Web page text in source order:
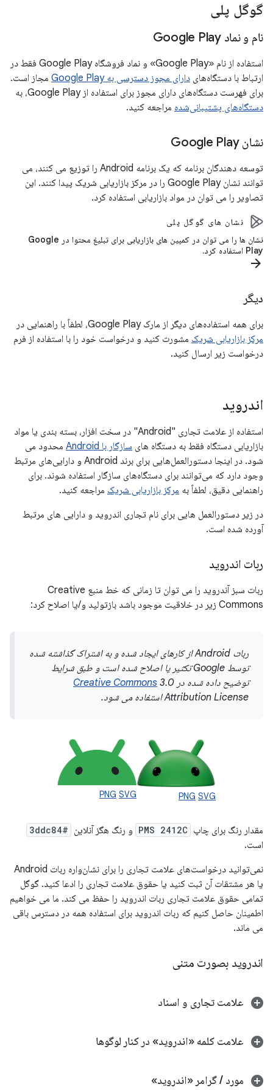
گوگل پلی
نام و نماد Google Play
استفاده از نام «Google Play» و نماد فروشگاه Google Play فقط در
ارتباط با دستگاه‌های دارای مجوز دسترسی به Google Play
مجاز است.
برای فهرست دستگاه‌های دارای مجوز برای استفاده از Google Play، به
دستگاه‌های پشتیبانی‌شده مراجعه کنید.
نشان Google Play
توسعه دهندگان برنامه که یک برنامه Android را توزیع می کنند، می
توانند نشان Google Play را در مرکز بازاریابی شریک پیدا کنند. این
تصاویر را می توان در مواد بازاریابی استفاده کرد.
نشان های گوگل پلی
نشان ها را می توان در کمپین های بازاریابی برای تبلیغ محتوا در Google
Play استفاده کرد.
arrow_forward
دیگر
برای همه استفاده‌های دیگر از مارک Google Play، لطفاً با راهنمایی در
مرکز بازاریابی شریک مشورت کنید و درخواست خود را با استفاده از فرم
درخواست زیر ارسال کنید.
اندروید
استفاده از علامت تجاری "Android" در سخت افزار، بسته بندی یا مواد
بازاریابی دستگاه فقط به دستگاه های سازگار با Android
محدود می
شود. در اینجا دستورالعمل‌هایی برای برند Android و دارایی‌های مرتبط
وجود دارد که می‌توانند برای دستگاه‌های سازگار استفاده شوند. برای
راهنمایی دقیق، لطفاً به مرکز بازاریابی شریک مراجعه کنید.
در زیر دستورالعمل هایی برای نام تجاری اندروید و دارایی های مرتبط
آورده شده است.
ربات اندروید
ربات سبز آندروید را می توان تا زمانی که خط منبع Creative
Commons زیر در خلاقیت موجود باشد بازتولید و/یا اصلاح کرد:
ربات Android از کارهای ایجاد شده و به اشتراک گذاشته شده
توسط Google تکثیر یا اصلاح شده است و طبق شرایط
توضیح داده شده در
Creative Commons 3.0
Attribution License استفاده می شود.
PNG SVG
PNG SVG
مقدار رنگ برای چاپ PMS 2412C و رنگ هگز آنلاین #3ddc84
است.
نمی‌توانید درخواست‌های علامت تجاری را برای نشان‌واره ربات Android
یا هر مشتقات آن ثبت کنید یا حقوق علامت تجاری را ادعا کنید. گوگل
تمامی حقوق علامت تجاری ربات اندروید را حفظ می کند. ما می خواهیم
اطمینان حاصل کنیم که ربات اندروید برای استفاده همه در دسترس باقی
می ماند.
اندروید بصورت متنی
علامت تجاری و اسناد
علامت کلمه «اندروید» در کنار لوگوها
مورد / گرامر «اندروید»